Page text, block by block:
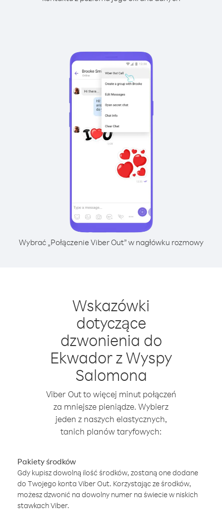
Wybrać „Połączenie Viber Out” w nagłówku rozmowy
Wskazówki
dotyczące
dzwonienia do
Ekwador z Wyspy
Salomona
Viber Out to więcej minut połączeń
za mniejsze pieniądze. Wybierz
jeden z naszych elastycznych,
tanich planów taryfowych:
Pakiety środków
Gdy kupisz dowolną ilość środków, zostaną one dodane
do Twojego konta Viber Out. Korzystając ze środków,
możesz dzwonić na dowolny numer na świecie w niskich
stawkach Viber.